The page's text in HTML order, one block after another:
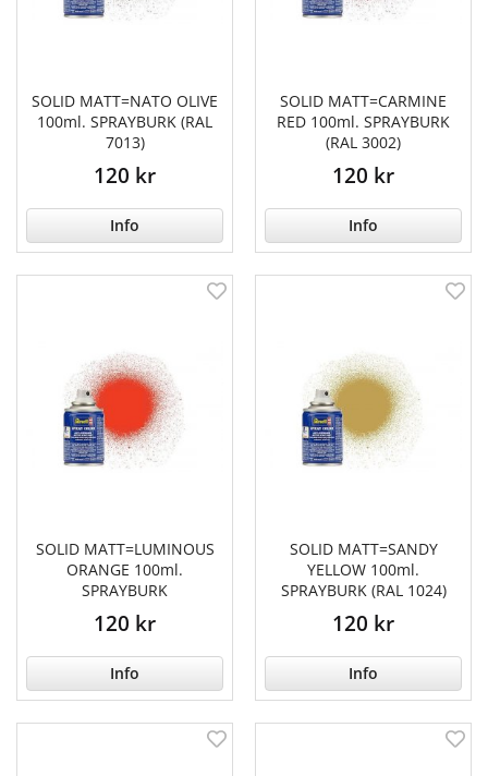
SOLID MATT=NATO OLIVE
100ml. SPRAYBURK (RAL
7013)
120 kr
Info
SOLID MATT=CARMINE
RED 100ml. SPRAYBURK
(RAL 3002)
120 kr
Info
SOLID MATT=LUMINOUS
ORANGE 100ml.
SPRAYBURK
120 kr
Info
SOLID MATT=SANDY
YELLOW 100ml.
SPRAYBURK (RAL 1024)
120 kr
Info